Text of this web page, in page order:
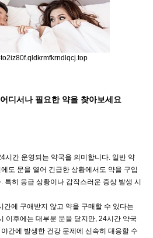
디서나 필요한 약을 찾아보세요
시간 운영되는 약국을 의미합니다. 일반 약
도 문을 열어 긴급한 상황에서도 약을 구입
특히 응급 상황이나 갑작스러운 증상 발생 시
간에 구애받지 않고 약을 구매할 수 있다는
이후에는 대부분 문을 닫지만, 24시간 약국
간에 발생한 건강 문제에 신속히 대응할 수